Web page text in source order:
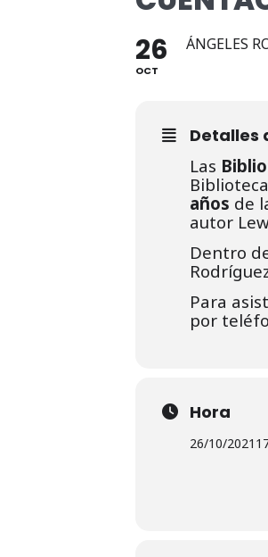
26
OCT
ÁNGELES
Detalles
Las
años de
autor
Dentro
Para
por
Hora
26/10/2021